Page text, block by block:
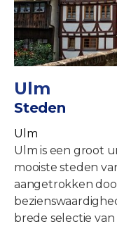
Ulm
Steden
Ulm
Ulm is een groot
mooiste steden
aangetrokken
brede selectie van